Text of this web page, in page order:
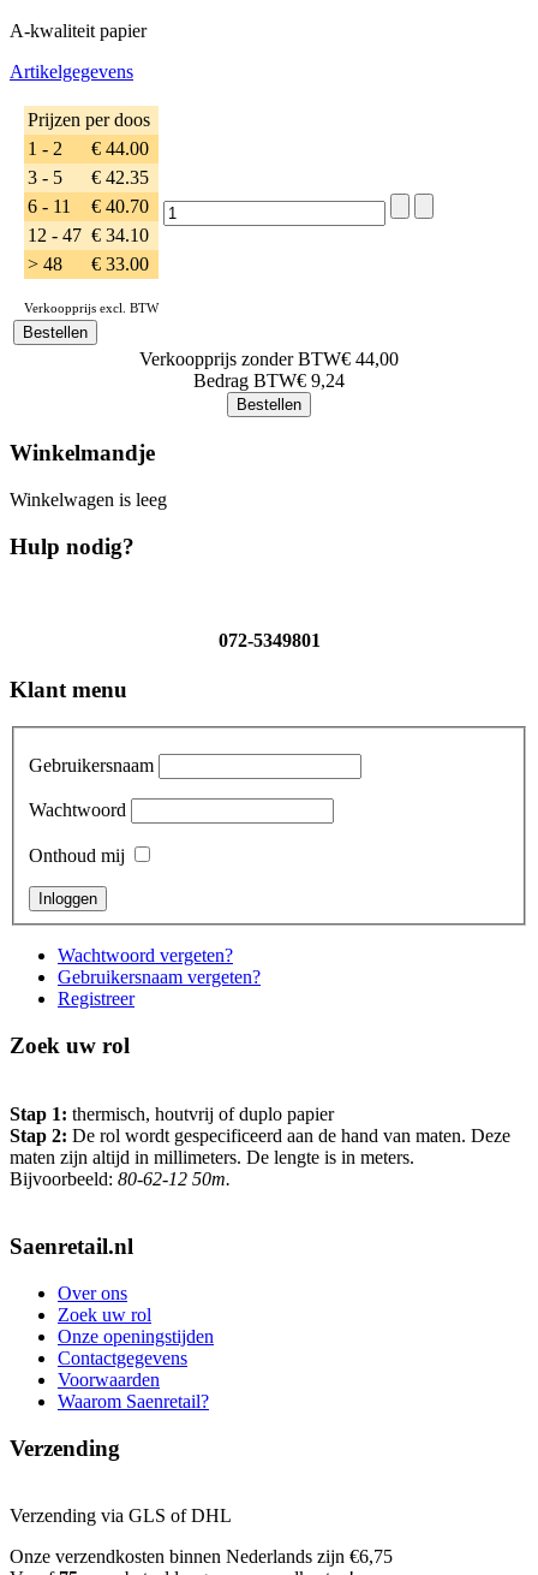
A-kwaliteit papier
Artikelgegevens
Prijzen per doos
1 - 2
€ 44.00
3 - 5
€ 42.35
6 - 11
€ 40.70
12 - 47 € 34.10
> 48
€ 33.00
Verkoopprijs excl. BTW
Verkoopprijs zonder BTW€ 44,00
Bedrag BTW€ 9,24
Winkelmandje
Winkelwagen is leeg
Hulp nodig?
072-5349801
Klant menu
Gebruikersnaam
Wachtwoord
Onthoud mij
Wachtwoord vergeten?
Gebruikersnaam vergeten?
Registreer
Zoek uw rol
Stap 1: thermisch, houtvrij of duplo papier
Stap 2: De rol wordt gespecificeerd aan de hand van maten. Deze
maten zijn altijd in millimeters. De lengte is in meters.
Bijvoorbeeld: 80-62-12 50m.
Saenretail.nl
Over ons
Zoek uw rol
Onze openingstijden
Contactgegevens
Voorwaarden
Waarom Saenretail?
Verzending
Verzending via GLS of DHL
Onze verzendkosten binnen Nederlands zijn €6,75